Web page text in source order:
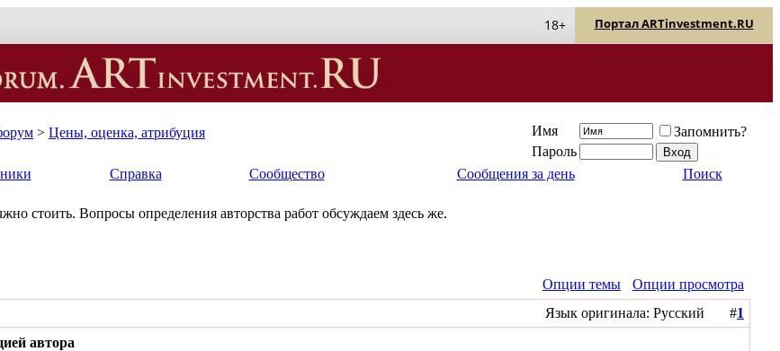
Портал ARTinvestment.RU
18+
> Цены, оценка, атрибуция Имя
Запомнить?
Пароль
Справка Сообщество Сообщения за день Поиск
стоить. Вопросы определения авторства работ обсуждаем здесь же.
Опции темы
Опции просмотра
Язык оригинала: Русский #1
автора